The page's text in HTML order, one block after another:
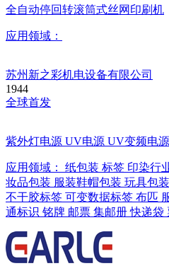
全自动停回转滚筒式丝网印刷机
应用领域：
苏州新之彩机电设备有限公司
1944
全球首发
紫外灯电源 UV电源 UV变频电
应用领域： 纸包装 标签 印染行
妆品包装 服装鞋帽包装 玩具包装
不干胶标签 可变数据标签 布匹
通标识 铭牌 邮票 集邮册 快递袋